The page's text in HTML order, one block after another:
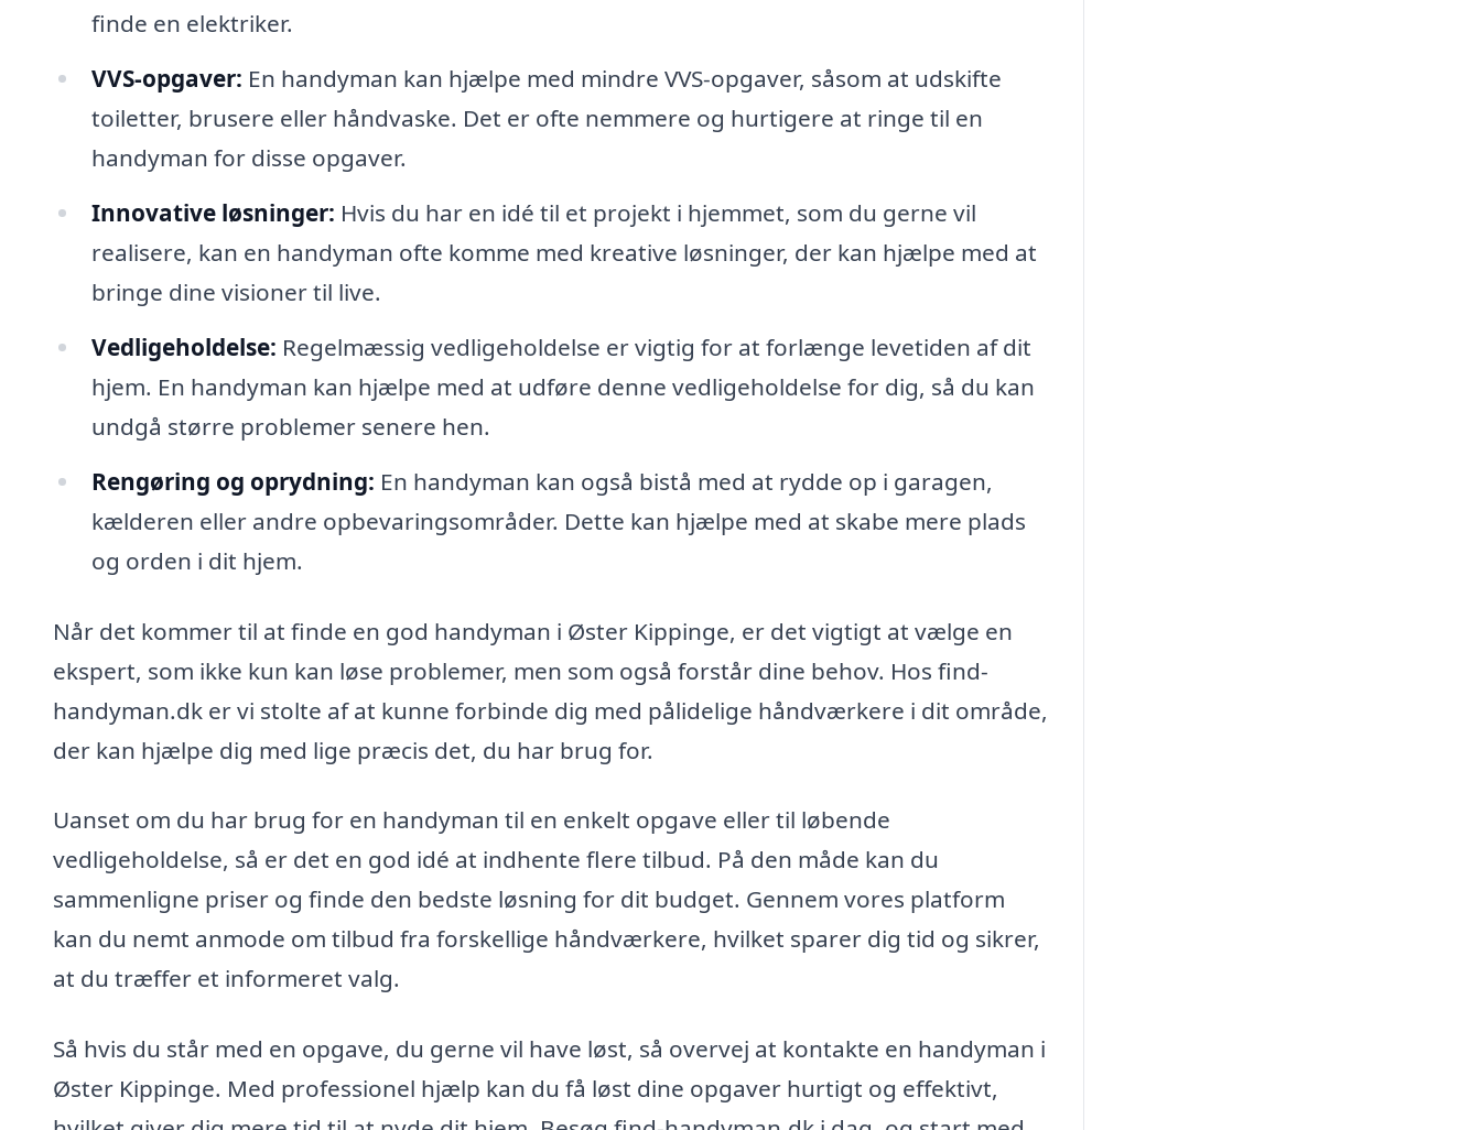
finde en elektriker.
VVS-opgaver: En handyman kan hjælpe med mindre VVS-opgaver, såsom at udskifte
toiletter, brusere eller håndvaske. Det er ofte nemmere og hurtigere at ringe til en
handyman for disse opgaver.
Innovative løsninger: Hvis du har en idé til et projekt i hjemmet, som du gerne vil
realisere, kan en handyman ofte komme med kreative løsninger, der kan hjælpe med at
bringe dine visioner til live.
Vedligeholdelse: Regelmæssig vedligeholdelse er vigtig for at forlænge levetiden af dit
hjem. En handyman kan hjælpe med at udføre denne vedligeholdelse for dig, så du kan
undgå større problemer senere hen.
Rengøring og oprydning: En handyman kan også bistå med at rydde op i garagen,
kælderen eller andre opbevaringsområder. Dette kan hjælpe med at skabe mere plads
og orden i dit hjem.
Når det kommer til at finde en god handyman i Øster Kippinge, er det vigtigt at vælge en
ekspert, som ikke kun kan løse problemer, men som også forstår dine behov. Hos find-
handyman.dk er vi stolte af at kunne forbinde dig med pålidelige håndværkere i dit område,
der kan hjælpe dig med lige præcis det, du har brug for.
Uanset om du har brug for en handyman til en enkelt opgave eller til løbende
vedligeholdelse, så er det en god idé at indhente flere tilbud. På den måde kan du
sammenligne priser og finde den bedste løsning for dit budget. Gennem vores platform
kan du nemt anmode om tilbud fra forskellige håndværkere, hvilket sparer dig tid og sikrer,
at du træffer et informeret valg.
Så hvis du står med en opgave, du gerne vil have løst, så overvej at kontakte en handyman i
Øster Kippinge. Med professionel hjælp kan du få løst dine opgaver hurtigt og effektivt,